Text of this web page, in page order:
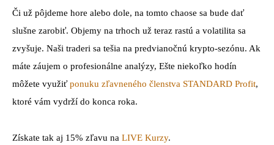
Či už pôjdeme hore alebo dole, na tomto chaose sa bude dať
slušne zarobiť. Objemy na trhoch už teraz rastú a volatilita sa
zvyšuje. Naši traderi sa tešia na predvianočnú krypto-sezónu. Ak
máte záujem o profesionálne analýzy, Ešte niekoľko hodín
môžete využiť ponuku zľavneného členstva STANDARD Profit,
ktoré vám vydrží do konca roka.
Získate tak aj 15% zľavu na LIVE Kurzy.